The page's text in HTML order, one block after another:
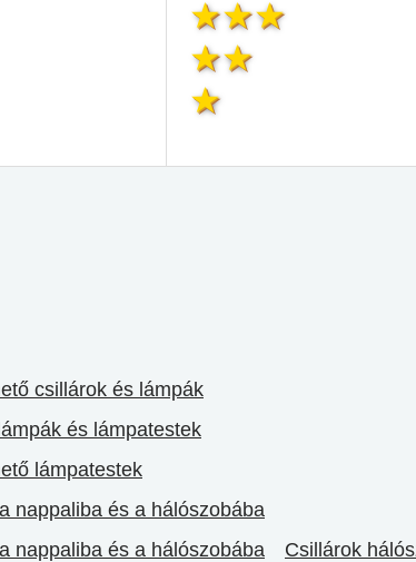
csillárok és lámpák
és lámpatestek
lámpatestek
nappaliba és a hálószobába
nappaliba és a hálószobába Csillárok